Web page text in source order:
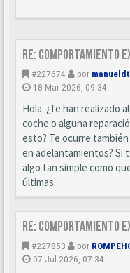
Re: Comportamiento
#227674 por manueldt
18 Mar 2026, 09:34
Hola. ¿Te han realizado
coche o alguna
esto? Te ocurre
en adelantamientos? Si
algo tan simple como
últimas.
Re: Comportamiento
#227853 por
07 Jul 2026, 07:34